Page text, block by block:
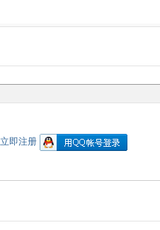
立即注册